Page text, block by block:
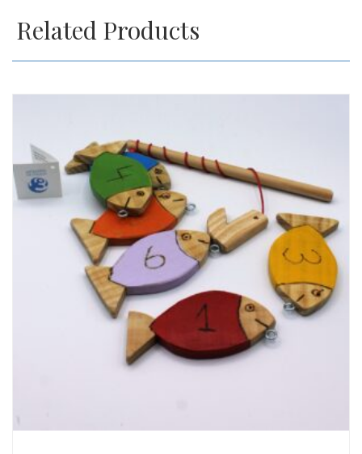
Related Products